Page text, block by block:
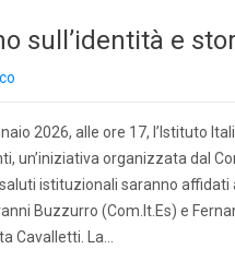
sull’identità e
2026, alle ore 17, l’Istituto
un’iniziativa organizzata dal
istituzionali saranno affidati
Buzzurro (Com.It.Es) e
Cavalletti. La…